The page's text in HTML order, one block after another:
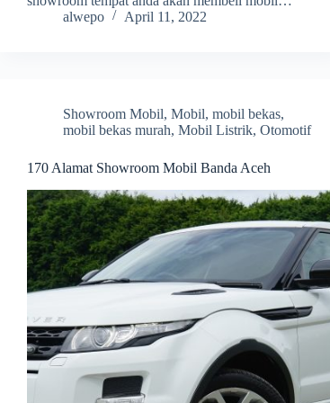
alwepo
April 11, 2022
Showroom Mobil, Mobil, mobil bekas,
mobil bekas murah, Mobil Listrik, Otomotif
170 Alamat Showroom Mobil Banda Aceh